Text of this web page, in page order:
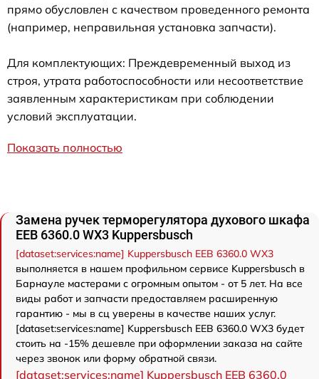
прямо обусловлен с качеством проведенного ремонта
(например, неправильная установка запчасти).
Для комплектующих: Преждевременный выход из
строя, утрата работоспособности или несоответствие
заявленным характеристикам при соблюдении
условий эксплуатации.
Показать полностью
Замена ручек терморегулятора духового шкафа
EEB 6360.0 WX3 Kuppersbusch
[dataset:services:name] Kuppersbusch EEB 6360.0 WX3
выполняется в нашем профильном сервисе Kuppersbusch в
Барнауле мастерами с огромным опытом - от 5 лет. На все
виды работ и запчасти предоставляем расширенную
гарантию - мы в сц уверены в качестве наших услуг.
[dataset:services:name] Kuppersbusch EEB 6360.0 WX3 будет
стоить на -15% дешевле при оформлении заказа на сайте
через звонок или форму обратной связи.
[dataset:services:name] Kuppersbusch EEB 6360.0